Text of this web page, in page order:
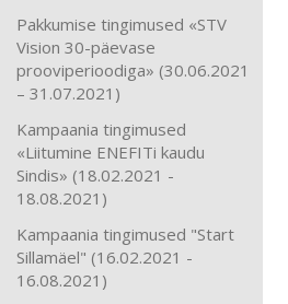
Pakkumise tingimused «STV
Vision 30-päevase
prooviperioodiga» (30.06.2021
– 31.07.2021)
Kampaania tingimused
«Liitumine ENEFITi kaudu
Sindis» (18.02.2021 -
18.08.2021)
Kampaania tingimused "Start
Sillamäel" (16.02.2021 -
16.08.2021)